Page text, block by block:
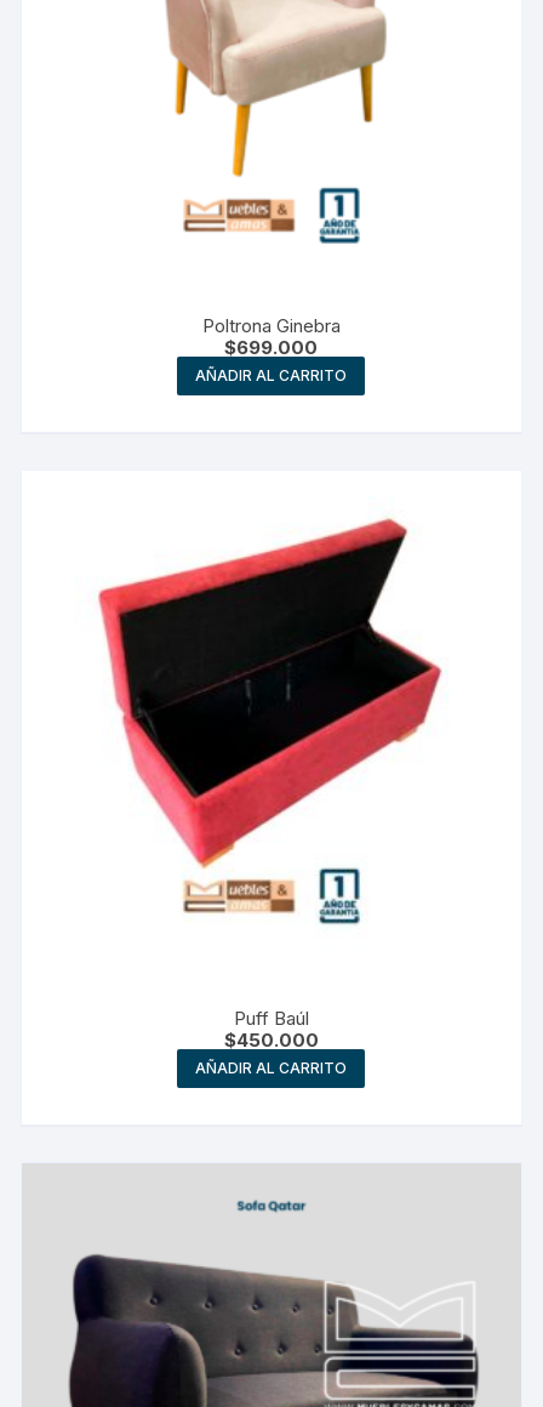
Poltrona Ginebra
$699.000
AÑADIR AL CARRITO
Puff Baúl
$450.000
AÑADIR AL CARRITO